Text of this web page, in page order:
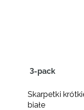
3-pack
Skarpetki
białe